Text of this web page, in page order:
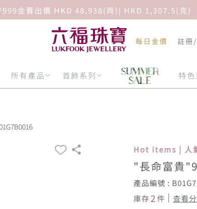
金賣出價 HKD 48,938(両)| HKD 1,307.5(克)
每日金價 註冊
所有產品 首飾系列 特
Hot items | 人
"長命富貴
產品編號 :
庫存2件 查看